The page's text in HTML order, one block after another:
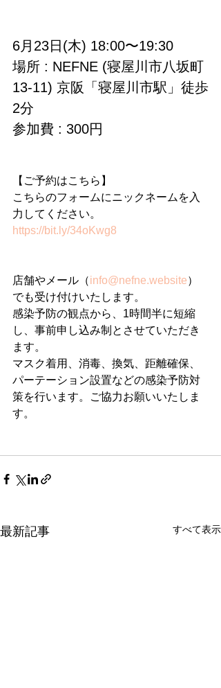
6月23日(木) 18:00〜19:30
場所 : NEFNE (寝屋川市八坂町
13-11) 京阪「寝屋川市駅」徒歩
2分
参加費 : 300円
【ご予約はこちら】
こちらのフォームにニックネームを入
力してください。
https://bit.ly/34oKwg8
店舗やメール（info@nefne.website）
でも受け付けいたします。
感染予防の観点から、1時間半に短縮
し、事前申し込み制とさせていただき
ます。
マスク着用、消毒、換気、距離確保、
パーテーション設置などの感染予防対
策を行います。ご協力お願いいたしま
す。
最新記事 すべて表示